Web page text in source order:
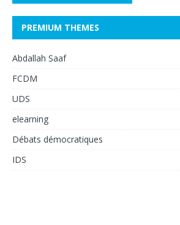
PREMIUM THEMES
Abdallah Saaf
FCDM
UDS
elearning
Débats démocratiques
IDS